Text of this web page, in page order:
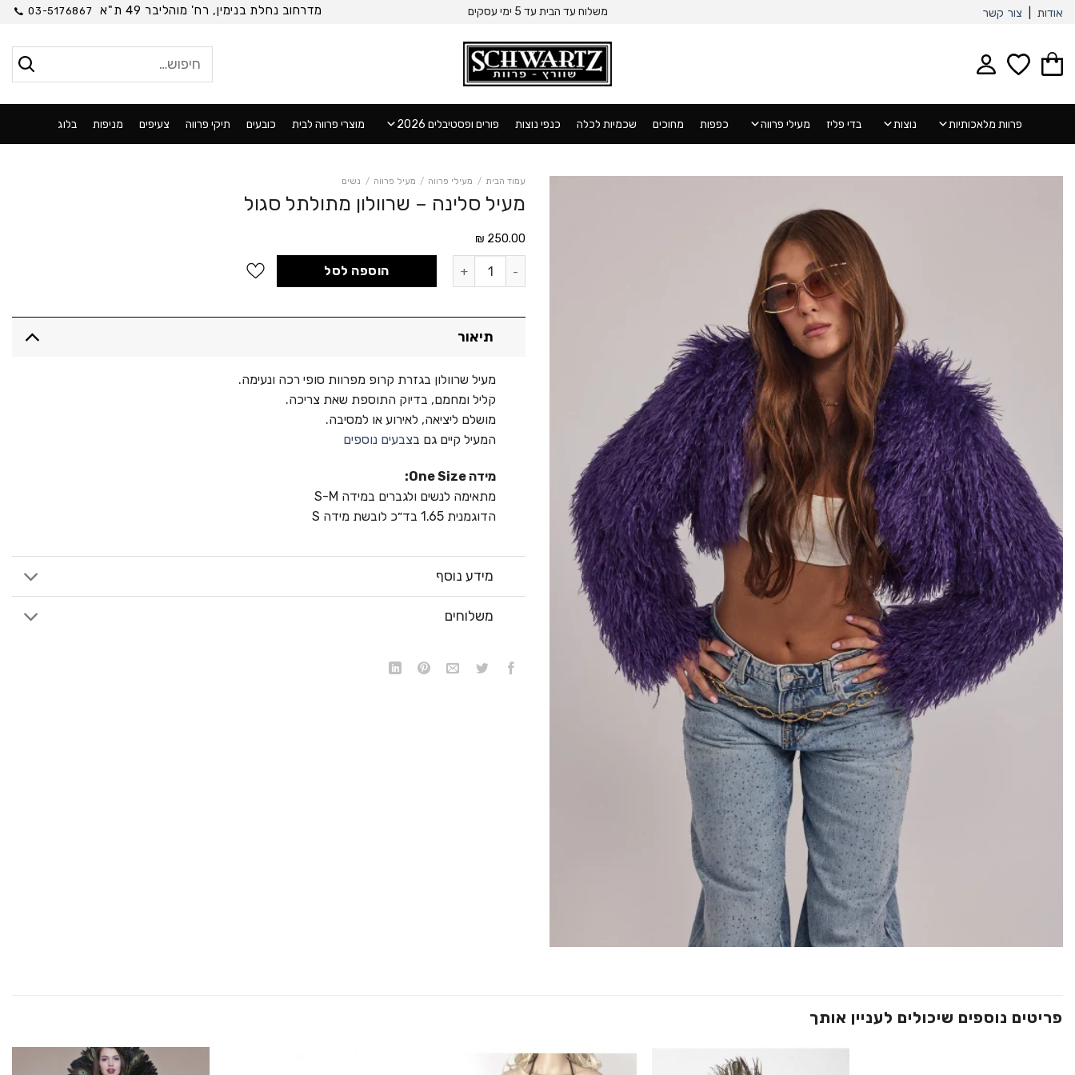
Skip
content
אודות צור קשר משלוח עד הבית עד 5 ימי עסקים מדרחוב נחלת בנימין, רח' מוהליבר 49 ת"א 03-5176867
עבור:
פרוות מלאכותיות נוצות בדי פליז מעילי פרווה כפפות מחוכים שכמיות לכלה כנפי נוצות פורים ופסטיבלים 2026 מוצרי פרווה לבית כובעים תיקי פרווה צעיפים מניפות בלוג
עמוד הבית / מעילי פרווה / מעיל פרווה / נשים
מעיל סלינה – שרוולון מתולתל סגול
250.00
₪
כמות של מעיל סלינה - שרוולון מתולתל סגול
הוספה לסל
תיאור
מעיל שרוולון בגזרת קרופ מפרוות סופי רכה ונעימה.
קליל ומחמם, בדיוק התוספת שאת צריכה.
מושלם ליציאה, לאירוע או למסיבה.
המעיל קיים גם בצבעים נוספים
מידה One Size:
מתאימה לנשים ולגברים במידה S-M
הדוגמנית 1.65 בד״כ לובשת מידה S
מידע נוסף
משלוחים
פריטים נוספים שיכולים לעניין אותך